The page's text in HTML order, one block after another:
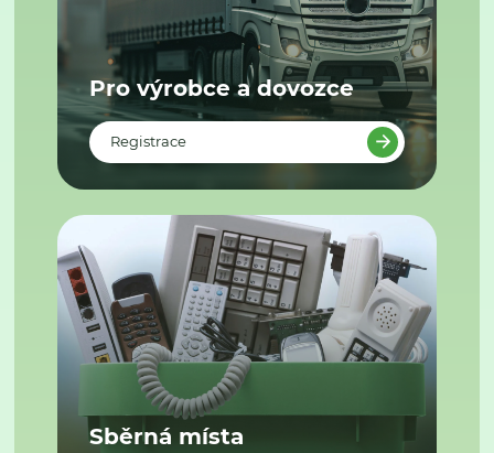
Pro výrobce a dovozce
Registrace
Sběrná místa